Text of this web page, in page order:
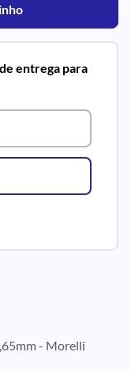
entrega para
- Morelli